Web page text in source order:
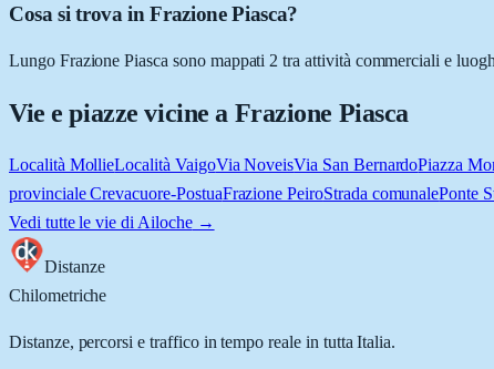
Cosa si trova in Frazione Piasca?
Lungo Frazione Piasca sono mappati 2 tra attività commerciali e
Vie e piazze vicine a Frazione Piasca
Località MollieLocalità VaigoVia NoveisVia San BernardoPiazza
provinciale Crevacuore-PostuaFrazione PeiroStrada comunalePonte
Vedi tutte le vie di Ailoche→
Distanze
Chilometriche
Distanze, percorsi e traffico in tempo reale in tutta Italia.